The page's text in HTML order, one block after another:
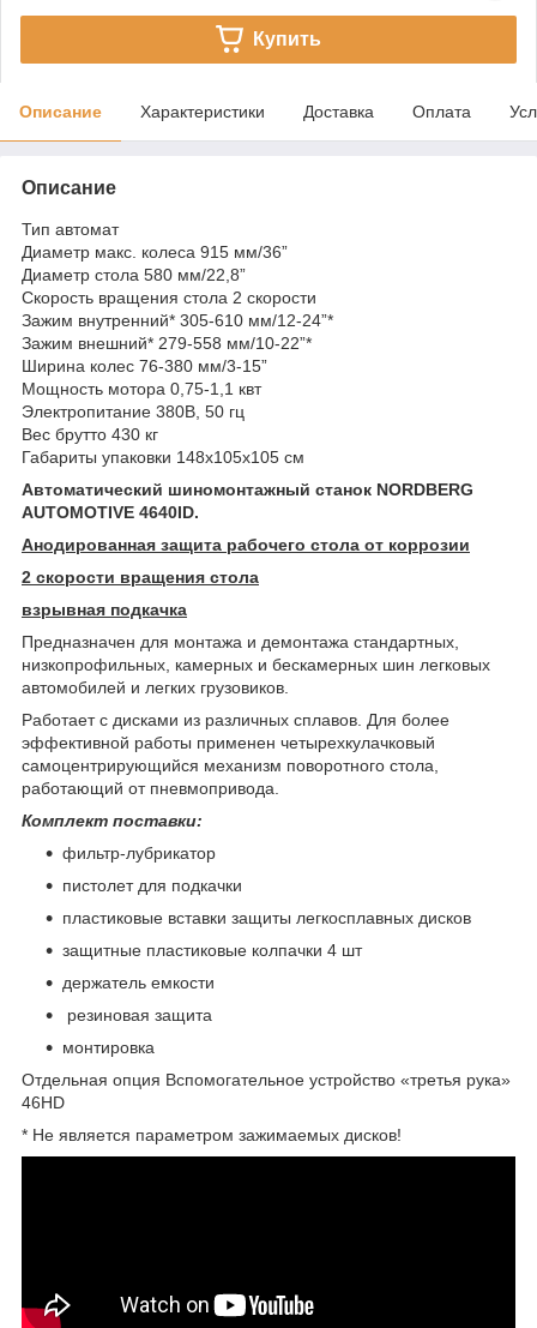
Купить
Описание Характеристики Доставка Оплата
Описание
Тип автомат
Диаметр макс. колеса 915 мм/36”
Диаметр стола 580 мм/22,8”
Скорость вращения стола 2 скорости
Зажим внутренний* 305-610 мм/12-24”*
Зажим внешний* 279-558 мм/10-22”*
Ширина колес 76-380 мм/3-15”
Мощность мотора 0,75-1,1 квт
Электропитание 380В, 50 гц
Вес брутто 430 кг
Габариты упаковки 148x105x105 см
Автоматический шиномонтажный станок NORDBERG
AUTOMOTIVE 4640ID.
Анодированная защита рабочего стола от коррозии
2 скорости вращения стола
взрывная подкачка
Предназначен для монтажа и демонтажа стандартных,
низкопрофильных, камерных и бескамерных шин легковых
автомобилей и легких грузовиков.
Работает с дисками из различных сплавов. Для более
эффективной работы применен четырехкулачковый
самоцентрирующийся механизм поворотного стола,
работающий от пневмопривода.
Комплект поставки:
фильтр-лубрикатор
пистолет для подкачки
пластиковые вставки защиты легкосплавных дисков
защитные пластиковые колпачки 4 шт
держатель емкости
резиновая защита
монтировка
Отдельная опция Вспомогательное устройство «третья рука»
46HD
* Не является параметром зажимаемых дисков!